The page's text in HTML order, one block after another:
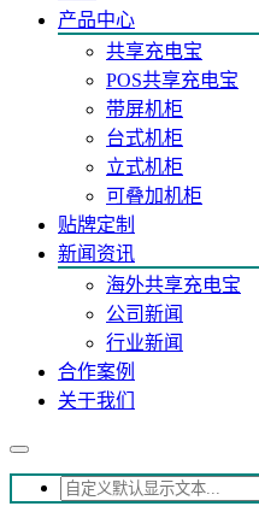
产品中心
共享充电宝
POS共享充电宝
带屏机柜
台式机柜
立式机柜
可叠加机柜
贴牌定制
新闻资讯
海外共享充电宝
公司新闻
行业新闻
合作案例
关于我们